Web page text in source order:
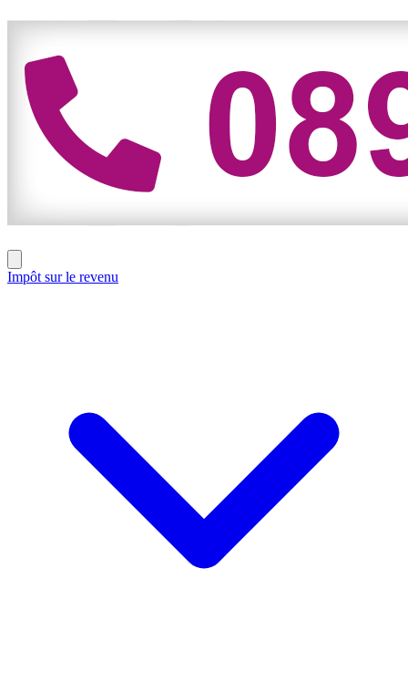
Impôt sur le revenu